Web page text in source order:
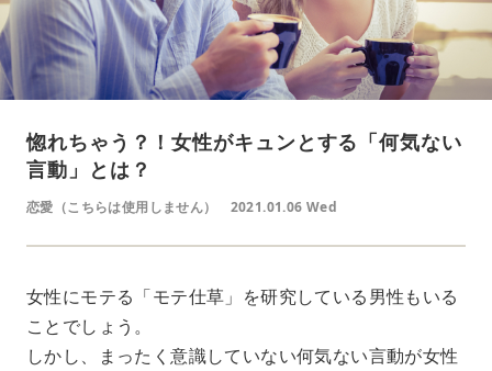
惚れちゃう？！女性がキュンとする「何気ない
言動」とは？
恋愛（こちらは使用しません） 2021.01.06 Wed
女性にモテる「モテ仕草」を研究している男性もいる
ことでしょう。
しかし、まったく意識していない何気ない言動が女性